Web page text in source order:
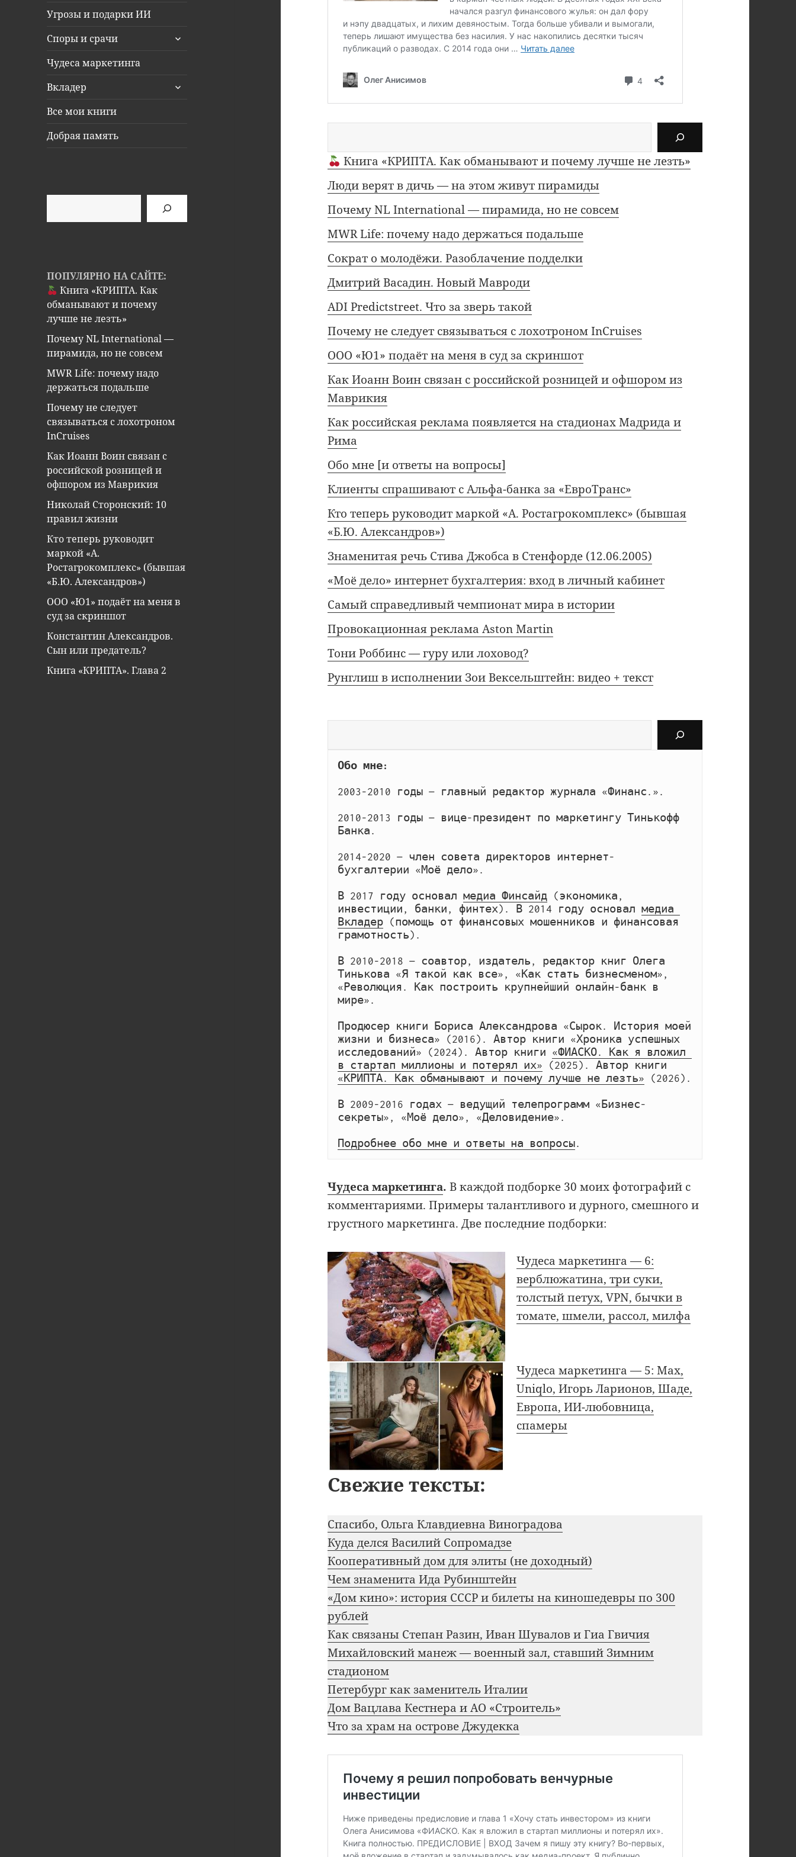
Угрозы и подарки ИИ
Споры и срачи
раскрыть
Чудеса маркетинга
Вкладер
раскрыть
Все мои книги
Добрая память
ПОПУЛЯРНО НА САЙТЕ:
Книга «КРИПТА. Как
обманывают и почему
лучше не лезть»
Почему NL International —
пирамида, но не совсем
MWR Life: почему надо
держаться подальше
Почему не следует
связываться с лохотроном
InCruises
Как Иоанн Воин связан с
российской розницей и
офшором из Маврикия
Николай Сторонский: 10
правил жизни
Кто теперь руководит
маркой «А.
Ростагрокомплекс» (бывшая
«Б.Ю. Александров»)
ООО «Ю1» подаёт на меня в
суд за скриншот
Константин Александров.
Сын или предатель?
Книга «КРИПТА». Глава 2
Книга «КРИПТА. Как обманывают и почему лучше не лезть»
Люди верят в дичь — на этом живут пирамиды
Почему NL International — пирамида, но не совсем
MWR Life: почему надо держаться подальше
Сократ о молодёжи. Разоблачение подделки
Дмитрий Васадин. Новый Мавроди
ADI Predictstreet. Что за зверь такой
Почему не следует связываться с лохотроном InCruises
ООО «Ю1» подаёт на меня в суд за скриншот
Как Иоанн Воин связан с российской розницей и офшором из
Маврикия
Как российская реклама появляется на стадионах Мадрида и
Рима
Обо мне [и ответы на вопросы]
Клиенты спрашивают с Альфа-банка за «ЕвроТранс»
Кто теперь руководит маркой «А. Ростагрокомплекс» (бывшая
«Б.Ю. Александров»)
Знаменитая речь Стива Джобса в Стенфорде (12.06.2005)
«Моё дело» интернет бухгалтерия: вход в личный кабинет
Самый справедливый чемпионат мира в истории
Провокационная реклама Aston Martin
Тони Роббинс — гуру или лоховод?
Рунглиш в исполнении Зои Вексельштейн: видео + текст
Обо мне:
2003-2010 годы — главный редактор журнала «Финанс.».
2010-2013 годы — вице-президент по маркетингу Тинькофф
Банка.
2014-2020 — член совета директоров интернет-
бухгалтерии «Моё дело».
В 2017 году основал медиа Финсайд (экономика,
инвестиции, банки, финтех). В 2014 году основал медиа
Вкладер (помощь от финансовых мошенников и финансовая
грамотность).
В 2010-2018 — соавтор, издатель, редактор книг Олега
Тинькова «Я такой как все», «Как стать бизнесменом»,
«Революция. Как построить крупнейший онлайн-банк в
мире».
Продюсер книги Бориса Александрова «Сырок. История моей
жизни и бизнеса» (2016). Автор книги «Хроника успешных
исследований» (2024). Автор книги «ФИАСКО. Как я вложил
в стартап миллионы и потерял их»
«КРИПТА. Как обманывают и почему лучше не лезть» (2026).
В 2009-2016 годах — ведущий телепрограмм «Бизнес-
секреты», «Моё дело», «Деловидение».
Подробнее обо мне и ответы на вопросы.
Чудеса маркетинга.В каждой подборке 30 моих фотографий с
комментариями. Примеры талантливого и дурного, смешного и
грустного маркетинга. Две последние подборки:
Чудеса маркетинга — 6:
верблюжатина, три суки,
толстый петух, VPN, бычки в
томате, шмели, рассол, милфа
Чудеса маркетинга — 5: Max,
Uniqlo, Игорь Ларионов, Шаде,
Европа, ИИ-любовница,
спамеры
Свежие тексты:
Спасибо, Ольга Клавдиевна Виноградова
Куда делся Василий Сопромадзе
Кооперативный дом для элиты (не доходный)
Чем знаменита Ида Рубинштейн
«Дом кино»: история СССР и билеты на киношедевры по 300
рублей
Как связаны Степан Разин, Иван Шувалов и Гиа Гвичия
Михайловский манеж — военный зал, ставший Зимним
стадионом
Петербург как заменитель Италии
Дом Вацлава Кестнера и АО «Строитель»
Что за храм на острове Джудекка